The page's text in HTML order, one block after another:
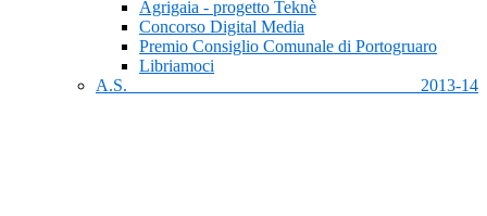
Agrigaia - progetto Teknè
Concorso Digital Media
Premio Consiglio Comunale di Portogruaro
Libriamoci
A.S. 2013-14